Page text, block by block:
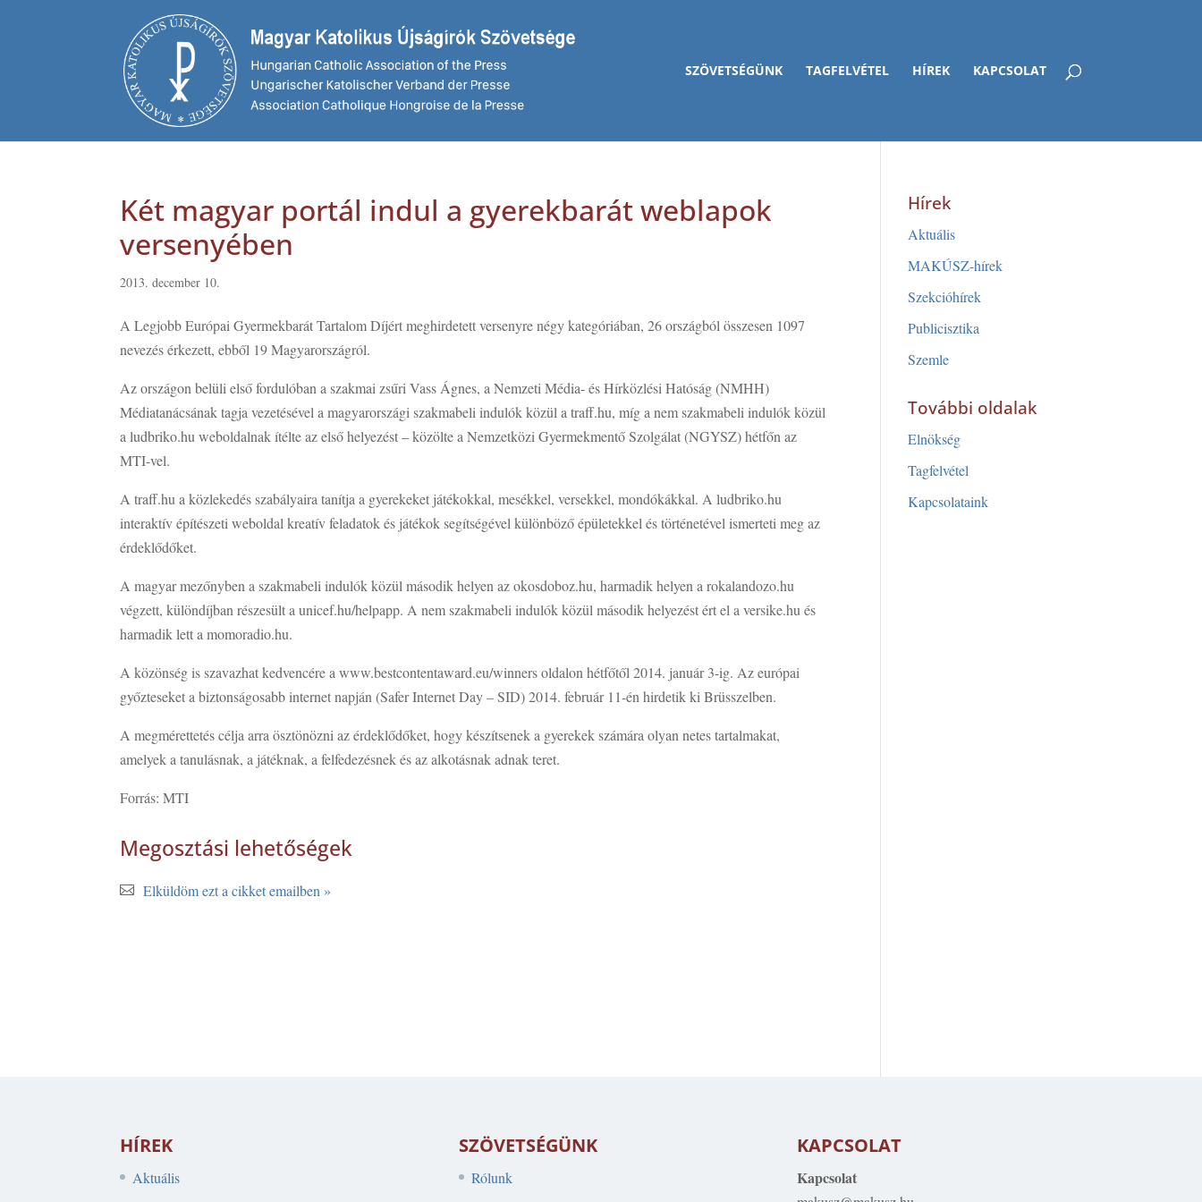
SZÖVETSÉGÜNK TAGFELVÉTEL HÍREK KAPCSOLAT
Két magyar portál indul a gyerekbarát weblapok
versenyében
2013. december 10.
A Legjobb Európai Gyermekbarát Tartalom Díjért meghirdetett versenyre négy kategóriában, 26 országból összesen 1097
nevezés érkezett, ebből 19 Magyarországról.
Az országon belüli első fordulóban a szakmai zsűri Vass Ágnes, a Nemzeti Média- és Hírközlési Hatóság (NMHH)
Médiatanácsának tagja vezetésével a magyarországi szakmabeli indulók közül a traff.hu, míg a nem szakmabeli indulók közül
a ludbriko.hu weboldalnak ítélte az első helyezést – közölte a Nemzetközi Gyermekmentő Szolgálat (NGYSZ) hétfőn az
MTI-vel.
A traff.hu a közlekedés szabályaira tanítja a gyerekeket játékokkal, mesékkel, versekkel, mondókákkal. A ludbriko.hu
interaktív építészeti weboldal kreatív feladatok és játékok segítségével különböző épületekkel és történetével ismerteti meg az
érdeklődőket.
A magyar mezőnyben a szakmabeli indulók közül második helyen az okosdoboz.hu, harmadik helyen a rokalandozo.hu
végzett, különdíjban részesült a unicef.hu/helpapp. A nem szakmabeli indulók közül második helyezést ért el a versike.hu és
harmadik lett a momoradio.hu.
A közönség is szavazhat kedvencére a www.bestcontentaward.eu/winners oldalon hétfőtől 2014. január 3-ig. Az európai
győzteseket a biztonságosabb internet napján (Safer Internet Day – SID) 2014. február 11-én hirdetik ki Brüsszelben.
A megmérettetés célja arra ösztönözni az érdeklődőket, hogy készítsenek a gyerekek számára olyan netes tartalmakat,
amelyek a tanulásnak, a játéknak, a felfedezésnek és az alkotásnak adnak teret.
Forrás: MTI
Megosztási lehetőségek
Elküldöm ezt a cikket emailben »
Hírek
Aktuális
MAKÚSZ-hírek
Szekcióhírek
Publicisztika
Szemle
További oldalak
Elnökség
Tagfelvétel
Kapcsolataink
HÍREK
Aktuális
SZÖVETSÉGÜNK
Rólunk
KAPCSOLAT
Kapcsolat